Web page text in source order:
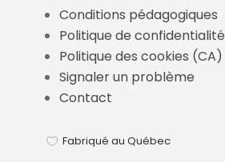
Conditions pédagogiques
Politique de confidentialité
Politique des cookies (CA)
Signaler un problème
Contact
 Fabriqué au Québec